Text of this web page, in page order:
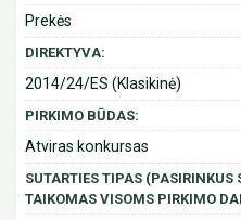
Prekės
DIREKTYVA:
2014/24/ES (Klasikinė)
PIRKIMO BŪDAS:
Atviras konkursas
SUTARTIES TIPAS
TAIKOMAS VISOMS PIRKIMO